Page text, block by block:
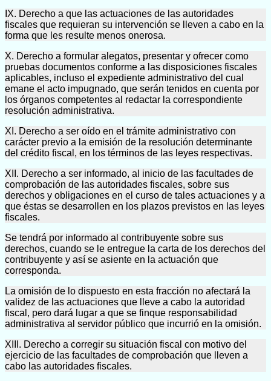
IX. Derecho a que las actuaciones de las autoridades
fiscales que requieran su intervención se lleven a cabo en la
forma que les resulte menos onerosa.
X. Derecho a formular alegatos, presentar y ofrecer como
pruebas documentos conforme a las disposiciones fiscales
aplicables, incluso el expediente administrativo del cual
emane el acto impugnado, que serán tenidos en cuenta por
los órganos competentes al redactar la correspondiente
resolución administrativa.
XI. Derecho a ser oído en el trámite administrativo con
carácter previo a la emisión de la resolución determinante
del crédito fiscal, en los términos de las leyes respectivas.
XII. Derecho a ser informado, al inicio de las facultades de
comprobación de las autoridades fiscales, sobre sus
derechos y obligaciones en el curso de tales actuaciones y a
que éstas se desarrollen en los plazos previstos en las leyes
fiscales.
Se tendrá por informado al contribuyente sobre sus
derechos, cuando se le entregue la carta de los derechos del
contribuyente y así se asiente en la actuación que
corresponda.
La omisión de lo dispuesto en esta fracción no afectará la
validez de las actuaciones que lleve a cabo la autoridad
fiscal, pero dará lugar a que se finque responsabilidad
administrativa al servidor público que incurrió en la omisión.
XIII. Derecho a corregir su situación fiscal con motivo del
ejercicio de las facultades de comprobación que lleven a
cabo las autoridades fiscales.